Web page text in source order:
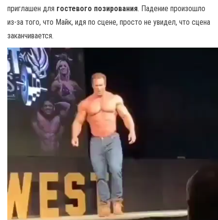
приглашен для гостевого позирования. Падение произошло
из-за того, что Майк, идя по сцене, просто не увидел, что сцена
заканчивается.